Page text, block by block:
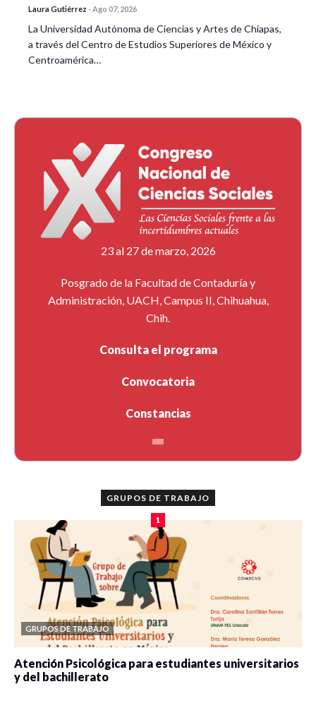
Laura Gutiérrez -Ago 07, 2026
La Universidad Autónoma de Ciencias y Artes de Chiapas,
a través del Centro de Estudios Superiores de México y
Centroamérica…
23 al 27 de marzo, 2026
Posgrado de la Facultad de Contaduría y
Administración, UACH, Campus II, Chihuahua,
Chih.
Consulta el programa
Convocatoria
Constancias
GRUPOS DE TRABAJO
1
GRUPOS DE TRABAJO
Atención Psicológica para estudiantes universitarios
y del bachillerato